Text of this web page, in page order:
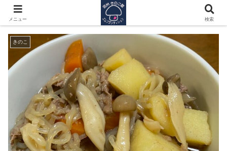
祝入社、祝完成、お待ちしておりました♪
きのこ
メニュー 検索